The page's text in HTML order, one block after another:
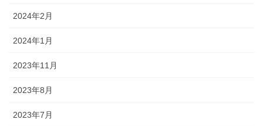
2024年2月
2024年1月
2023年11月
2023年8月
2023年7月